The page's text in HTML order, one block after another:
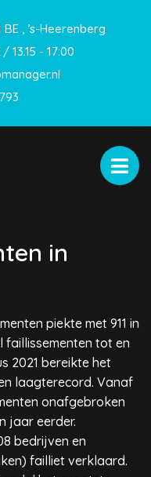
, ’s-Heerenberg
13.15 - 17:00
in
piekte met 911 in
faillissementen tot en
2021 bereikte het
laagterecord. Vanaf
onafgebroken
jaar eerder.
bedrijven en
failliet verklaard.